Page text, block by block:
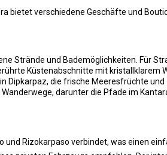
bietet verschiedene Geschäfte und
Strände und Bademöglichkeiten. Für
Küstenabschnitte mit kristallklarem
Dipkarpaz, die frische Meeresfrüchte
darunter die Pfade im
und Rizokarpaso verbindet, was einen